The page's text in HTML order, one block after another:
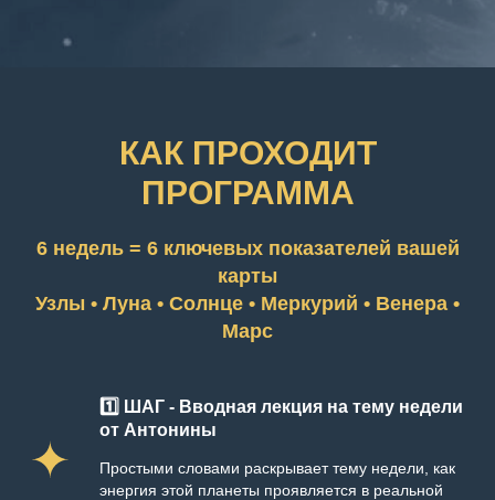
КАК ПРОХОДИТ
ПРОГРАММА
6 недель = 6 ключевых показателей вашей
карты
Узлы • Луна • Солнце • Меркурий • Венера •
Марс
1️⃣ ШАГ - Вводная лекция на тему недели
от Антонины
Простыми словами раскрывает тему недели, как
энергия этой планеты проявляется в реальной